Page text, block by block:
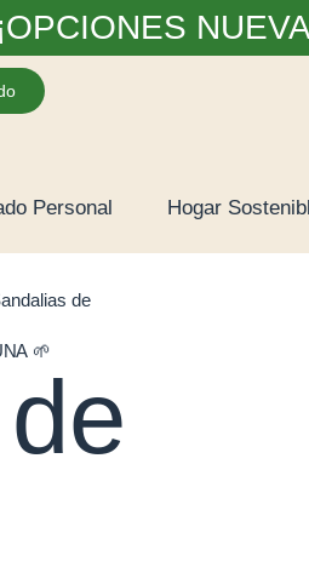
¡OPCIONES
Personal Hogar
de
🌱